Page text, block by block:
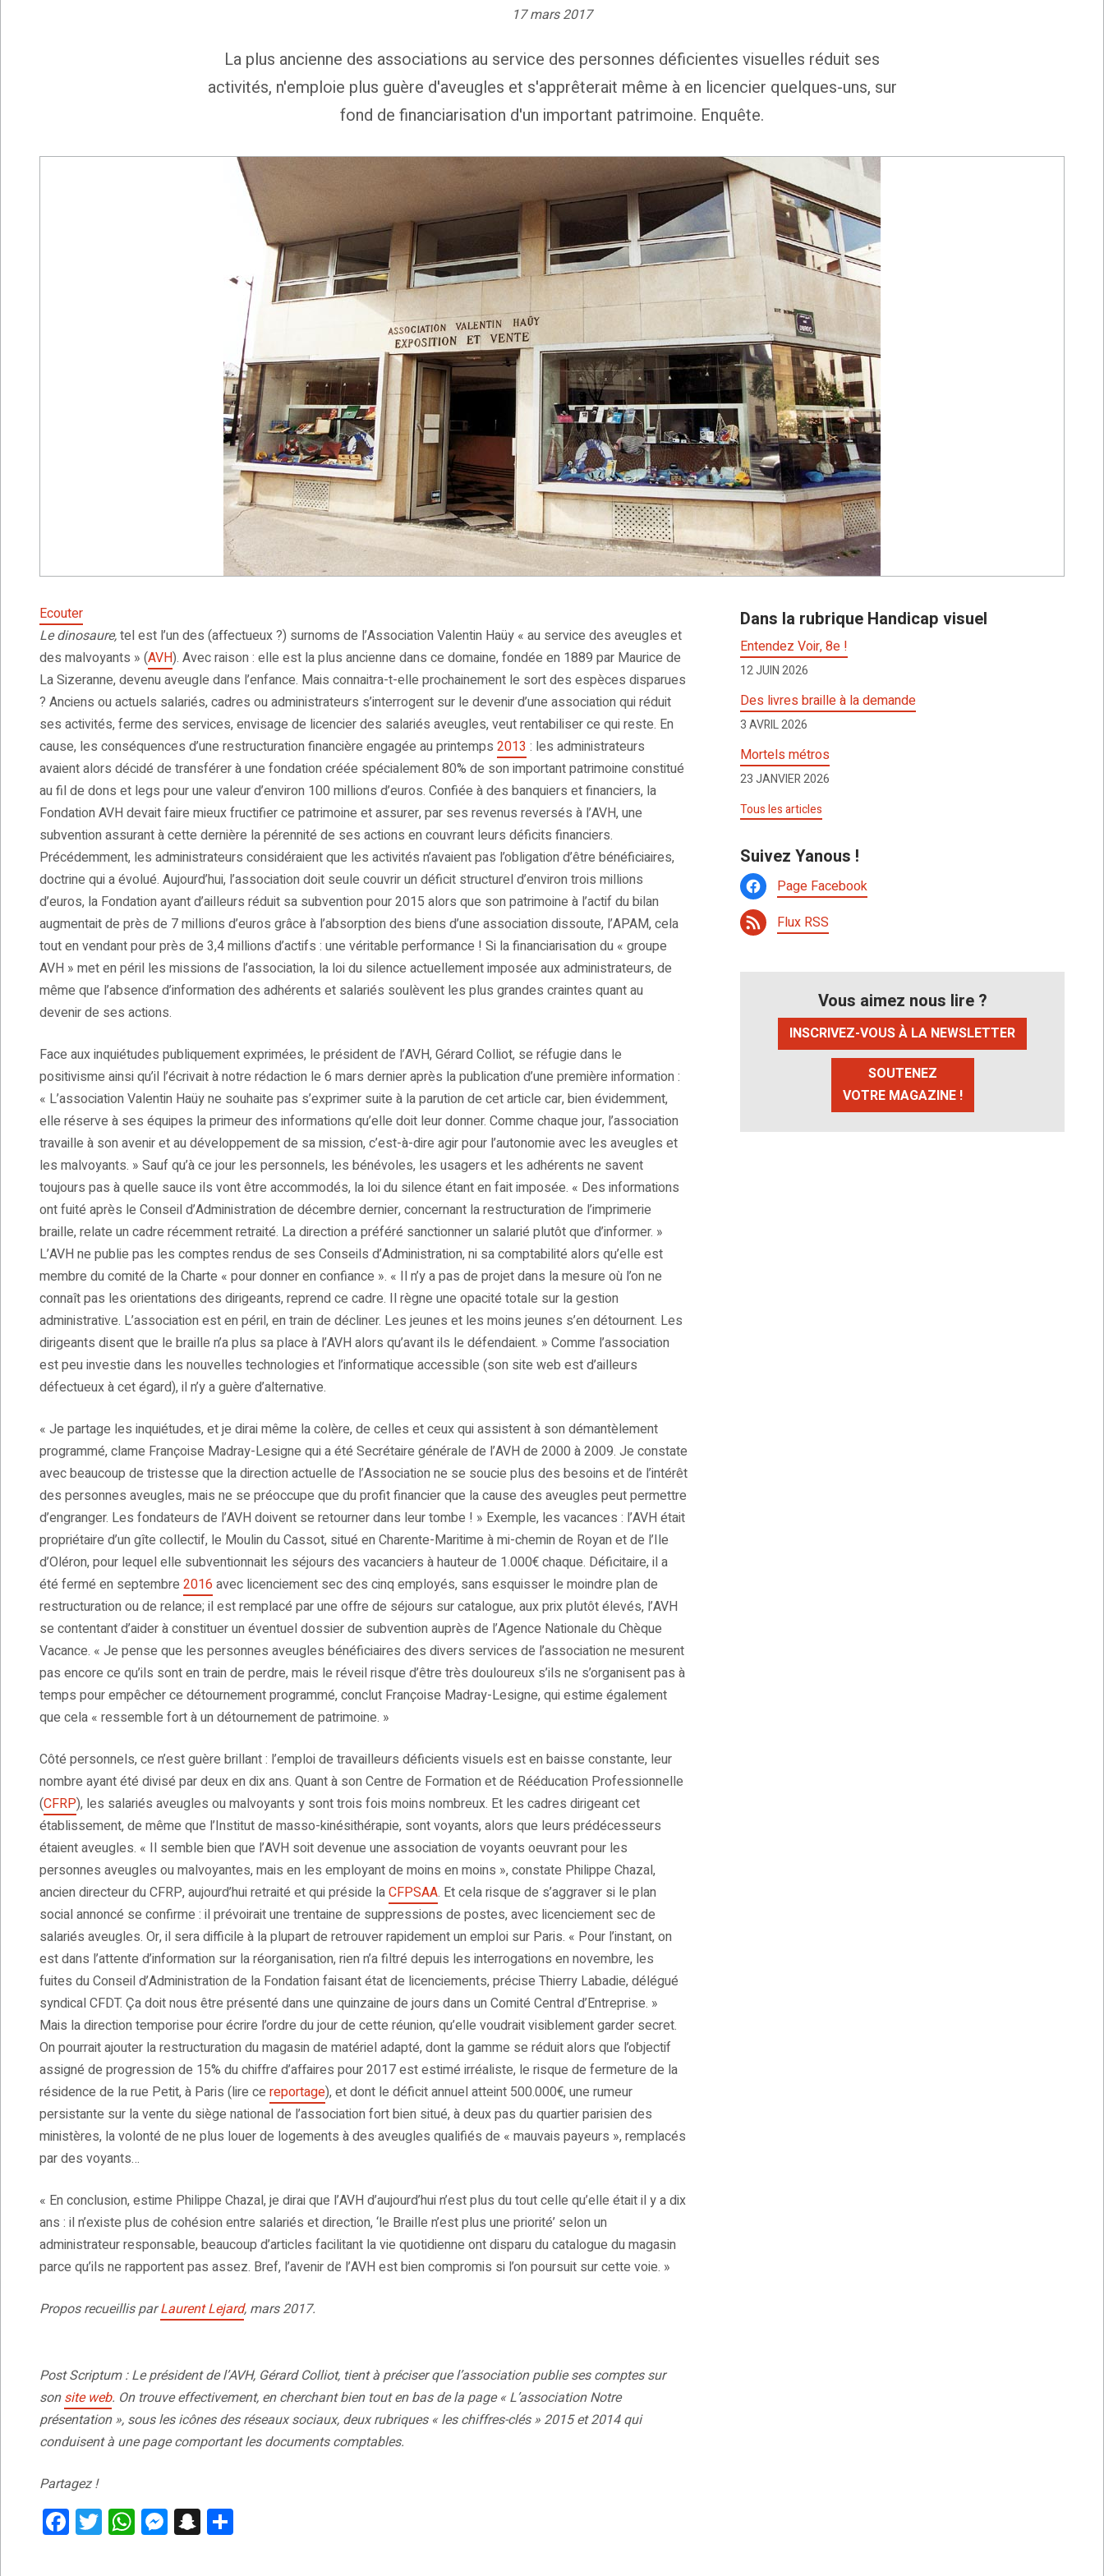
17 mars 2017
La plus ancienne des associations au service des personnes déficientes visuelles réduit ses
activités, n'emploie plus guère d'aveugles et s'apprêterait même à en licencier quelques-uns, sur
fond de financiarisation d'un important patrimoine. Enquête.
Ecouter
Le dinosaure,tel est l’un des (affectueux ?) surnoms de l’Association Valentin Haüy « au service des aveugles et
des malvoyants » (AVH). Avec raison : elle est la plus ancienne dans ce domaine, fondée en 1889 par Maurice de
La Sizeranne, devenu aveugle dans l’enfance. Mais connaitra-t-elle prochainement le sort des espèces disparues
? Anciens ou actuels salariés, cadres ou administrateurs s’interrogent sur le devenir d’une association qui réduit
ses activités, ferme des services, envisage de licencier des salariés aveugles, veut rentabiliser ce qui reste. En
cause, les conséquences d’une restructuration financière engagée au printemps 2013 : les administrateurs
avaient alors décidé de transférer à une fondation créée spécialement 80% de son important patrimoine constitué
au fil de dons et legs pour une valeur d’environ 100 millions d’euros. Confiée à des banquiers et financiers, la
Fondation AVH devait faire mieux fructifier ce patrimoine et assurer, par ses revenus reversés à l’AVH, une
subvention assurant à cette dernière la pérennité de ses actions en couvrant leurs déficits financiers.
Précédemment, les administrateurs considéraient que les activités n’avaient pas l’obligation d’être bénéficiaires,
doctrine qui a évolué. Aujourd’hui, l’association doit seule couvrir un déficit structurel d’environ trois millions
d’euros, la Fondation ayant d’ailleurs réduit sa subvention pour 2015 alors que son patrimoine à l’actif du bilan
augmentait de près de 7 millions d’euros grâce à l’absorption des biens d’une association dissoute, l’APAM, cela
tout en vendant pour près de 3,4 millions d’actifs : une véritable performance ! Si la financiarisation du « groupe
AVH » met en péril les missions de l’association, la loi du silence actuellement imposée aux administrateurs, de
même que l’absence d’information des adhérents et salariés soulèvent les plus grandes craintes quant au
devenir de ses actions.
Face aux inquiétudes publiquement exprimées, le président de l’AVH, Gérard Colliot, se réfugie dans le
positivisme ainsi qu’il l’écrivait à notre rédaction le 6 mars dernier après la publication d’une première information :
« L’association Valentin Haüy ne souhaite pas s’exprimer suite à la parution de cet article car, bien évidemment,
elle réserve à ses équipes la primeur des informations qu’elle doit leur donner. Comme chaque jour, l’association
travaille à son avenir et au développement de sa mission, c’est-à-dire agir pour l’autonomie avec les aveugles et
les malvoyants. » Sauf qu’à ce jour les personnels, les bénévoles, les usagers et les adhérents ne savent
toujours pas à quelle sauce ils vont être accommodés, la loi du silence étant en fait imposée. « Des informations
ont fuité après le Conseil d’Administration de décembre dernier, concernant la restructuration de l’imprimerie
braille, relate un cadre récemment retraité. La direction a préféré sanctionner un salarié plutôt que d’informer. »
L’AVH ne publie pas les comptes rendus de ses Conseils d’Administration, ni sa comptabilité alors qu’elle est
membre du comité de la Charte « pour donner en confiance ». « Il n’y a pas de projet dans la mesure où l’on ne
connaît pas les orientations des dirigeants, reprend ce cadre. Il règne une opacité totale sur la gestion
administrative. L’association est en péril, en train de décliner. Les jeunes et les moins jeunes s’en détournent. Les
dirigeants disent que le braille n’a plus sa place à l’AVH alors qu’avant ils le défendaient. » Comme l’association
est peu investie dans les nouvelles technologies et l’informatique accessible (son site web est d’ailleurs
défectueux à cet égard), il n’y a guère d’alternative.
« Je partage les inquiétudes, et je dirai même la colère, de celles et ceux qui assistent à son démantèlement
programmé, clame Françoise Madray-Lesigne qui a été Secrétaire générale de l’AVH de 2000 à 2009. Je constate
avec beaucoup de tristesse que la direction actuelle de l’Association ne se soucie plus des besoins et de l’intérêt
des personnes aveugles, mais ne se préoccupe que du profit financier que la cause des aveugles peut permettre
d’engranger. Les fondateurs de l’AVH doivent se retourner dans leur tombe ! » Exemple, les vacances : l’AVH était
propriétaire d’un gîte collectif, le Moulin du Cassot, situé en Charente-Maritime à mi-chemin de Royan et de l’Ile
d’Oléron, pour lequel elle subventionnait les séjours des vacanciers à hauteur de 1.000€ chaque. Déficitaire, il a
été fermé en septembre 2016 avec licenciement sec des cinq employés, sans esquisser le moindre plan de
restructuration ou de relance; il est remplacé par une offre de séjours sur catalogue, aux prix plutôt élevés, l’AVH
se contentant d’aider à constituer un éventuel dossier de subvention auprès de l’Agence Nationale du Chèque
Vacance. « Je pense que les personnes aveugles bénéficiaires des divers services de l’association ne mesurent
pas encore ce qu’ils sont en train de perdre, mais le réveil risque d’être très douloureux s’ils ne s’organisent pas à
temps pour empêcher ce détournement programmé, conclut Françoise Madray-Lesigne, qui estime également
que cela « ressemble fort à un détournement de patrimoine. »
Côté personnels, ce n’est guère brillant : l’emploi de travailleurs déficients visuels est en baisse constante, leur
nombre ayant été divisé par deux en dix ans. Quant à son Centre de Formation et de Rééducation Professionnelle
(CFRP), les salariés aveugles ou malvoyants y sont trois fois moins nombreux. Et les cadres dirigeant cet
établissement, de même que l’Institut de masso-kinésithérapie, sont voyants, alors que leurs prédécesseurs
étaient aveugles. « Il semble bien que l’AVH soit devenue une association de voyants oeuvrant pour les
personnes aveugles ou malvoyantes, mais en les employant de moins en moins », constate Philippe Chazal,
ancien directeur du CFRP, aujourd’hui retraité et qui préside laCFPSAA. Et cela risque de s’aggraver si le plan
social annoncé se confirme : il prévoirait une trentaine de suppressions de postes, avec licenciement sec de
salariés aveugles. Or, il sera difficile à la plupart de retrouver rapidement un emploi sur Paris. « Pour l’instant, on
est dans l’attente d’information sur la réorganisation, rien n’a filtré depuis les interrogations en novembre, les
fuites du Conseil d’Administration de la Fondation faisant état de licenciements, précise Thierry Labadie, délégué
syndical CFDT. Ça doit nous être présenté dans une quinzaine de jours dans un Comité Central d’Entreprise. »
Mais la direction temporise pour écrire l’ordre du jour de cette réunion, qu’elle voudrait visiblement garder secret.
On pourrait ajouter la restructuration du magasin de matériel adapté, dont la gamme se réduit alors que l’objectif
assigné de progression de 15% du chiffre d’affaires pour 2017 est estimé irréaliste, le risque de fermeture de la
résidence de la rue Petit, à Paris (lire ce reportage), et dont le déficit annuel atteint 500.000€, une rumeur
persistante sur la vente du siège national de l’association fort bien situé, à deux pas du quartier parisien des
ministères, la volonté de ne plus louer de logements à des aveugles qualifiés de « mauvais payeurs », remplacés
par des voyants…
« En conclusion, estime Philippe Chazal, je dirai que l’AVH d’aujourd’hui n’est plus du tout celle qu’elle était il y a dix
ans : il n’existe plus de cohésion entre salariés et direction, ‘le Braille n’est plus une priorité’ selon un
administrateur responsable, beaucoup d’articles facilitant la vie quotidienne ont disparu du catalogue du magasin
parce qu’ils ne rapportent pas assez. Bref, l’avenir de l’AVH est bien compromis si l’on poursuit sur cette voie. »
Propos recueillis parLaurent Lejard, mars 2017.
Post Scriptum : Le président de l’AVH, Gérard Colliot, tient à préciser que l’association publie ses comptes sur
sonsite web. On trouve effectivement, en cherchant bien tout en bas de la page « L’association Notre
présentation », sous les icônes des réseaux sociaux, deux rubriques « les chiffres-clés » 2015 et 2014 qui
conduisent à une page comportant les documents comptables.
Partagez !
F
a
T
wi
W
h
M
es
S
n
Dans la rubrique Handicap visuel
Entendez Voir, 8e !
12 JUIN 2026
Des livres braille à la demande
3 AVRIL 2026
Mortels métros
23 JANVIER 2026
Tous les articles
Suivez Yanous !
Page Facebook
Flux RSS
Vous aimez nous lire ?
INSCRIVEZ-VOUS À LA NEWSLETTER
SOUTENEZ
VOTRE MAGAZINE !